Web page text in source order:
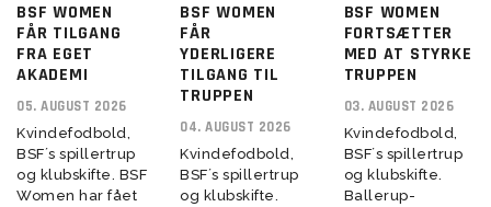
BSF WOMEN
FÅR TILGANG
FRA EGET
AKADEMI
05. AUGUST 2026
Kvindefodbold,
BSF´s spillertrup
og klubskifte. BSF
Women har fået
BSF WOMEN
FÅR
YDERLIGERE
TILGANG TIL
TRUPPEN
04. AUGUST 2026
Kvindefodbold,
BSF´s spillertrup
og klubskifte.
BSF WOMEN
FORTSÆTTER
MED AT STYRKE
TRUPPEN
03. AUGUST 2026
Kvindefodbold,
BSF´s spillertrup
og klubskifte.
Ballerup-